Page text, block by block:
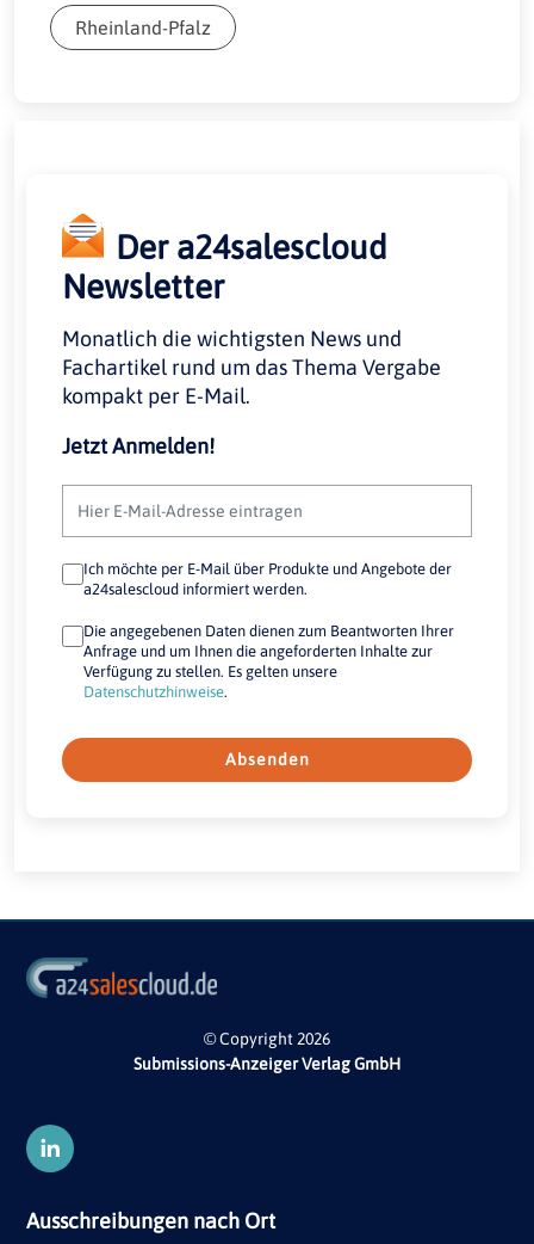
Rheinland-Pfalz
Der a24salescloud
Newsletter
Monatlich die wichtigsten News und
Fachartikel rund um das Thema Vergabe
kompakt per E-Mail.
Jetzt Anmelden!
Ich möchte per E-Mail über Produkte und Angebote der
a24salescloud informiert werden.
Die angegebenen Daten dienen zum Beantworten Ihrer
Anfrage und um Ihnen die angeforderten Inhalte zur
Verfügung zu stellen. Es gelten unsere
Datenschutzhinweise.
Absenden
© Copyright 2026
Submissions-Anzeiger Verlag GmbH
Ausschreibungen nach Ort